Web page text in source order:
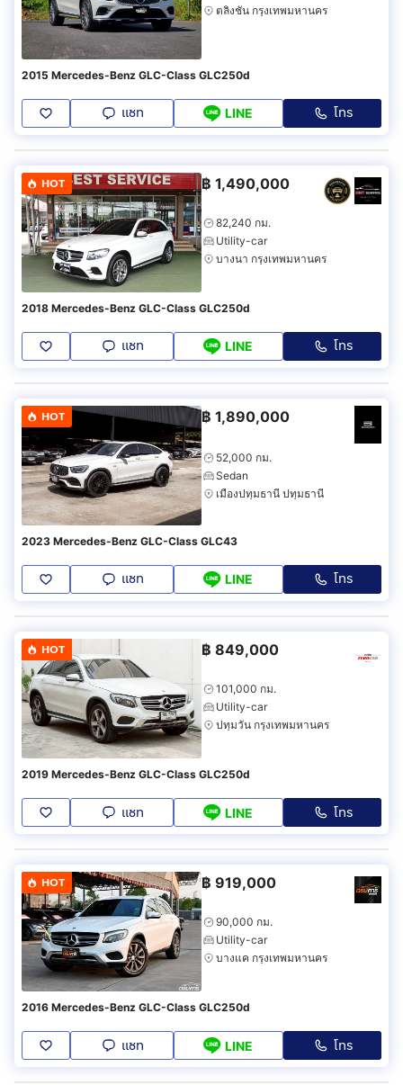
ตลิ่งชัน กรุงเทพมหานคร
2015 Mercedes-Benz GLC-Class GLC250d
แชท LINE โทร
HOT ฿ 1,490,000
82,240 กม.
Utility-car
บางนา กรุงเทพมหานคร
2018 Mercedes-Benz GLC-Class GLC250d
แชท LINE โทร
HOT ฿ 1,890,000
52,000 กม.
Sedan
เมืองปทุมธานี ปทุมธานี
2023 Mercedes-Benz GLC-Class GLC43
แชท LINE โทร
HOT ฿ 849,000
101,000 กม.
Utility-car
ปทุมวัน กรุงเทพมหานคร
2019 Mercedes-Benz GLC-Class GLC250d
แชท LINE โทร
HOT ฿ 919,000
90,000 กม.
Utility-car
บางแค กรุงเทพมหานคร
2016 Mercedes-Benz GLC-Class GLC250d
แชท LINE โทร